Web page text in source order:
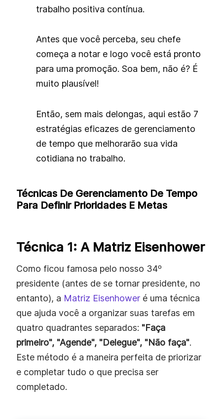
trabalho positiva contínua.
Antes que você perceba, seu chefe
começa a notar e logo você está pronto
para uma promoção. Soa bem, não é? É
muito plausível!
Então, sem mais delongas, aqui estão 7
estratégias eficazes de gerenciamento
de tempo que melhorarão sua vida
cotidiana no trabalho.
Técnicas De Gerenciamento De Tempo
Para Definir Prioridades E Metas
Técnica 1: A Matriz Eisenhower
Como ficou famosa pelo nosso 34º
presidente (antes de se tornar presidente, no
entanto), a Matriz Eisenhower é uma técnica
que ajuda você a organizar suas tarefas em
quatro quadrantes separados: "Faça
primeiro", "Agende", "Delegue", "Não faça".
Este método é a maneira perfeita de priorizar
e completar tudo o que precisa ser
completado.